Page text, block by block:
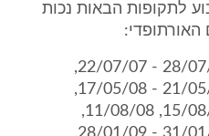
לתקופות הבאות נכות
08/02/07 - 17/11/06, 28/07/07 - 22/07/07,
28/10/07 - 08/10/07, 21/05/08 - 17/05/08,
27/06/08 - 25/06/08, 15/08/08, 11/08/08,